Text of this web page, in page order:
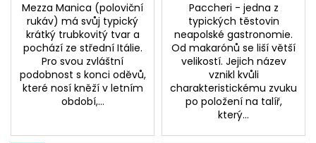
Mezza Manica (poloviční
rukáv) má svůj typický
krátký trubkovitý tvar a
pochází ze střední Itálie.
Pro svou zvláštní
podobnost s konci oděvů,
které nosí kněží v letním
období,...
Paccheri - jedna z
typických těstovin
neapolské gastronomie.
Od makarónů se liší větší
velikostí. Jejich název
vznikl kvůli
charakteristickému zvuku
po položení na talíř,
který...